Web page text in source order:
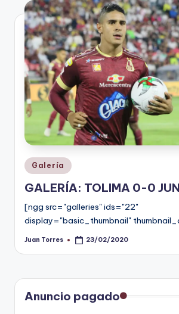
V
n
o
ti
n
t
o
Publicado
en
Galería
GALERÍA: TOLIMA 0-0
[ngg src="galleries" ids="22"
display="basic_thumbnail"
Publicado
Juan Torres 23/02/2020
Anuncio pagado